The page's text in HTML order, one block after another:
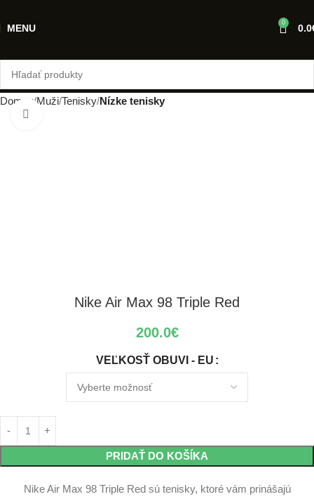
MENU 0 0.0
Domov Muži Tenisky Nízke tenisky
Nike Air Max 98 Triple Red
200.0€
VEĽKOSŤ OBUVI - EU
PRIDAŤ DO KOŠÍKA
Nike Air Max 98 Triple Red sú tenisky, ktoré vám prinášajú